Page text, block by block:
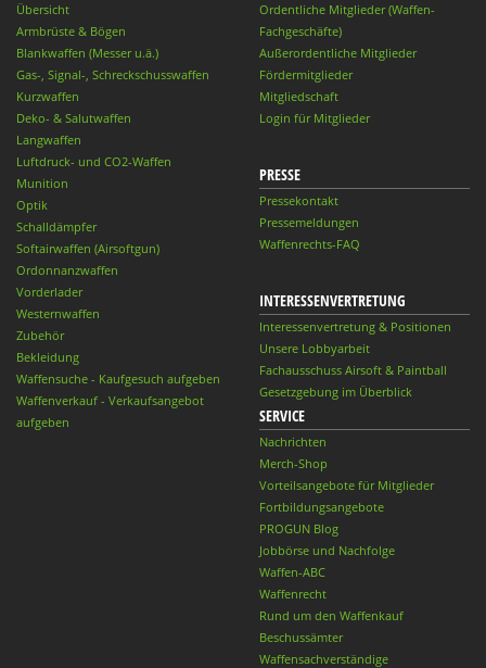
Übersicht
Armbrüste & Bögen
Blankwaffen (Messer u.ä.)
Gas-, Signal-, Schreckschusswaffen
Kurzwaffen
Deko- & Salutwaffen
Langwaffen
Luftdruck- und CO2-Waffen
Munition
Optik
Schalldämpfer
Softairwaffen (Airsoftgun)
Ordonnanzwaffen
Vorderlader
Westernwaffen
Zubehör
Bekleidung
Waffensuche - Kaufgesuch aufgeben
Waffenverkauf - Verkaufsangebot
aufgeben
Ordentliche Mitglieder (Waffen-
Fachgeschäfte)
Außerordentliche Mitglieder
Fördermitglieder
Mitgliedschaft
Login für Mitglieder
PRESSE
Pressekontakt
Pressemeldungen
Waffenrechts-FAQ
INTERESSENVERTRETUNG
Interessenvertretung & Positionen
Unsere Lobbyarbeit
Fachausschuss Airsoft & Paintball
Gesetzgebung im Überblick
SERVICE
Nachrichten
Merch-Shop
Vorteilsangebote für Mitglieder
Fortbildungsangebote
PROGUN Blog
Jobbörse und Nachfolge
Waffen-ABC
Waffenrecht
Rund um den Waffenkauf
Beschussämter
Waffensachverständige